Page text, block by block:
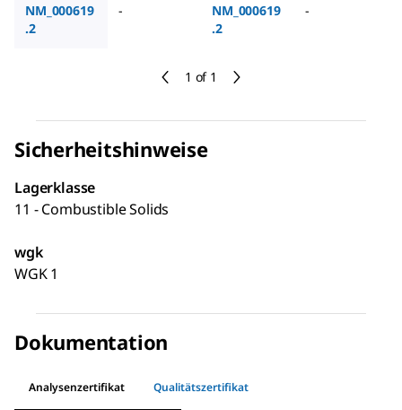
1 of 1
NM_000619
.2
-
NM_000619
.2
-
Sicherheitshinweise
Lagerklasse
11 - Combustible Solids
wgk
WGK 1
Dokumentation
Analysenzertifikat Qualitätszertifikat